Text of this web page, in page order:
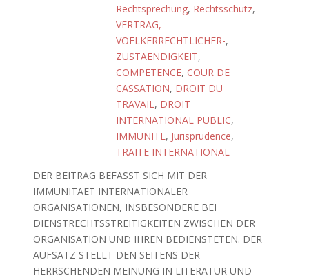
Rechtsprechung, Rechtsschutz,
VERTRAG,
VOELKERRECHTLICHER-,
ZUSTAENDIGKEIT,
COMPETENCE, COUR DE
CASSATION, DROIT DU
TRAVAIL, DROIT
INTERNATIONAL PUBLIC,
IMMUNITE, Jurisprudence,
TRAITE INTERNATIONAL
DER BEITRAG BEFASST SICH MIT DER
IMMUNITAET INTERNATIONALER
ORGANISATIONEN, INSBESONDERE BEI
DIENSTRECHTSSTREITIGKEITEN ZWISCHEN DER
ORGANISATION UND IHREN BEDIENSTETEN. DER
AUFSATZ STELLT DEN SEITENS DER
HERRSCHENDEN MEINUNG IN LITERATUR UND